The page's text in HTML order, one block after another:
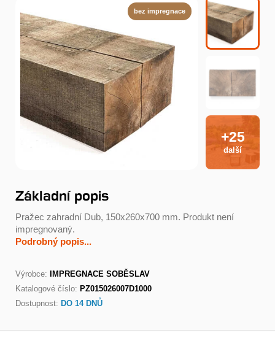
bez impregnace
+25
další
Základní popis
Pražec zahradní Dub, 150x260x700 mm. Produkt není
impregnovaný.
Podrobný popis...
Výrobce:
IMPREGNACE SOBĚSLAV
Katalogové číslo: PZ015026007D1000
Dostupnost: DO 14 DNŮ